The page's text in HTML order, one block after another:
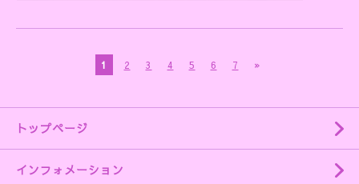
1 2 3 4 5 6 7 »
トップページ
インフォメーション